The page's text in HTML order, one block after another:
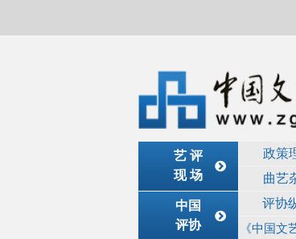
艺 评
现 场
政策
曲艺
中国
评协
评协
《中国文